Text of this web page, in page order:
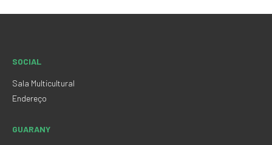
SOCIAL
Sala Multicultural
Endereço
GUARANY